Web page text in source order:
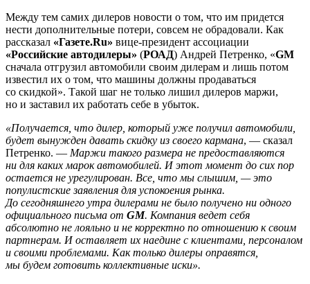
Между тем самих дилеров новости о том, что им придется
нести дополнительные потери, совсем не обрадовали. Как
рассказал «Газете.Ru» вице-президент ассоциации
«Российские автодилеры» (РОАД) Андрей Петренко, «GM
сначала отгрузил автомобили своим дилерам и лишь потом
известил их о том, что машины должны продаваться
со скидкой». Такой шаг не только лишил дилеров маржи,
но и заставил их работать себе в убыток.
«Получается, что дилер, который уже получил автомобили,
будет вынужден давать скидку из своего кармана, — сказал
Петренко. — Маржи такого размера не предоставляются
ни для каких марок автомобилей. И этот момент до сих пор
остается не урегулирован. Все, что мы слышим, — это
популистские заявления для успокоения рынка.
До сегодняшнего утра дилерами не было получено ни одного
официального письма от GM. Компания ведет себя
абсолютно не лояльно и не корректно по отношению к своим
партнерам. И оставляет их наедине с клиентами, персоналом
и своими проблемами. Как только дилеры оправятся,
мы будем готовить коллективные иски».